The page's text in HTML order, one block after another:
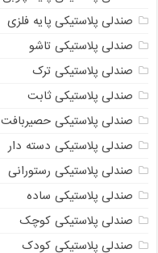
صندلی پلاستیکی پایه فلزی
صندلی پلاستیکی تاشو
صندلی پلاستیکی ترک
صندلی پلاستیکی ثابت
صندلی پلاستیکی حصیربافت
صندلی پلاستیکی دسته دار
صندلی پلاستیکی رستورانی
صندلی پلاستیکی ساده
صندلی پلاستیکی کوچک
صندلی پلاستیکی کودک